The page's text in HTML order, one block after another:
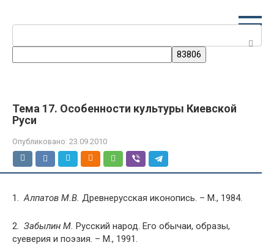
Тема 17. Особенности культуры Киевской
Руси
Опубликовано: 23.09.2010
1.Алпатов М.В. Древнерусская иконопись. – М., 1984.
2. Забылин М. Русский народ. Его обычаи, образы,
суеверия и поэзия. – М., 1991.